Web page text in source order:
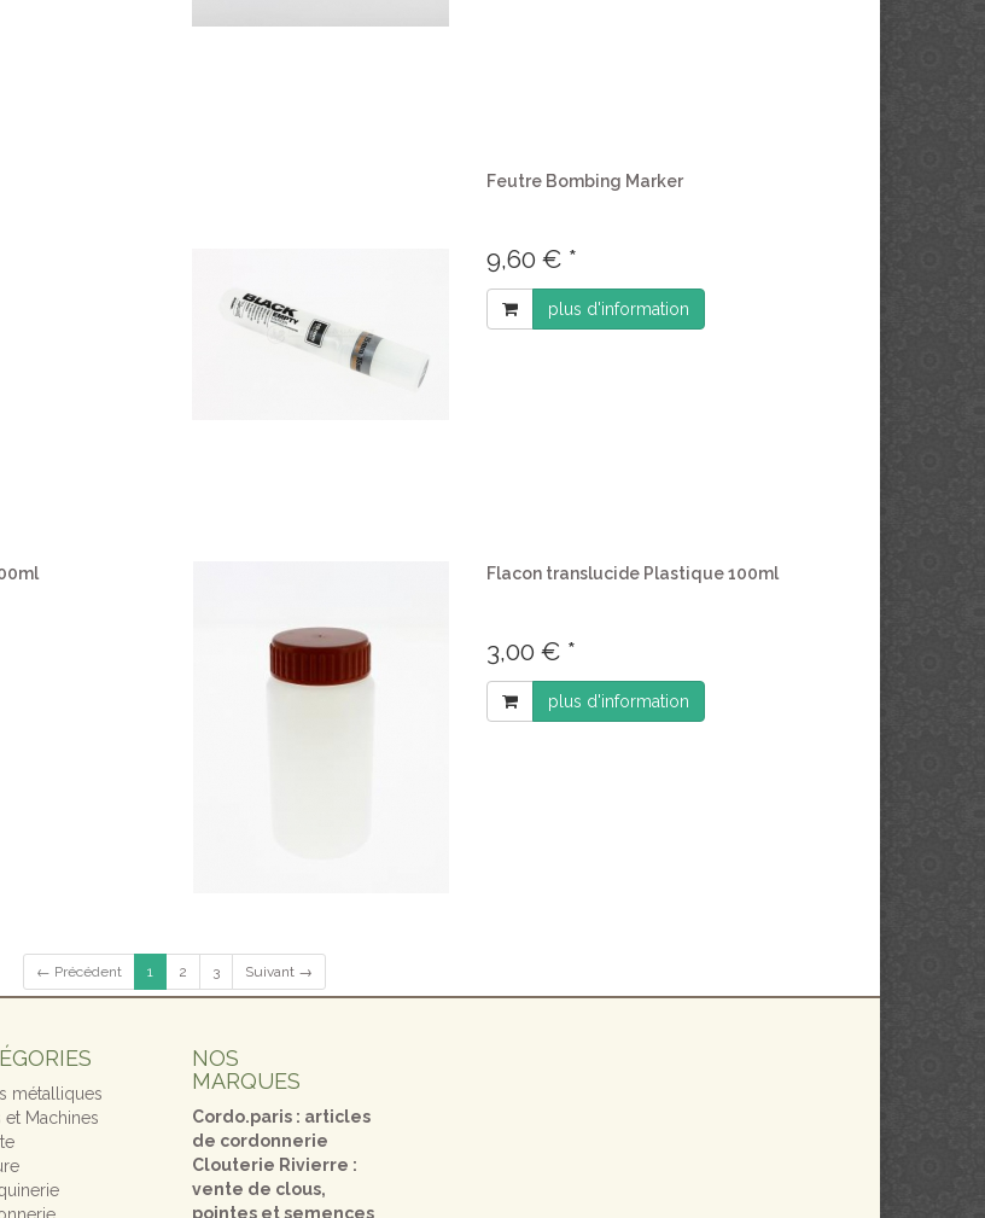
Feutre Bombing Marker
9,60 € *
plus d'information
Flacon translucide Plastique 100ml
3,00 € *
plus d'information
← Précédent 1 2 3 Suivant →
métalliques
et Machines
NOS
MARQUES
Cordo.paris : articles
de cordonnerie
Clouterie Rivierre :
vente de clous,
pointes et semences